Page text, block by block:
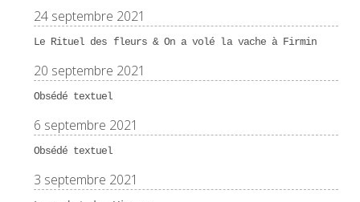
24 septembre 2021
Le Rituel des fleurs & On a volé la vache à Firmin
20 septembre 2021
Obsédé textuel
6 septembre 2021
Obsédé textuel
3 septembre 2021